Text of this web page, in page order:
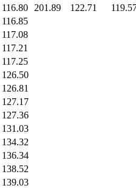
116.80 201.89 122.71
116.85
117.08
117.21
117.25
126.50
126.81
127.17
127.36
131.03
134.32
136.34
138.52
139.03